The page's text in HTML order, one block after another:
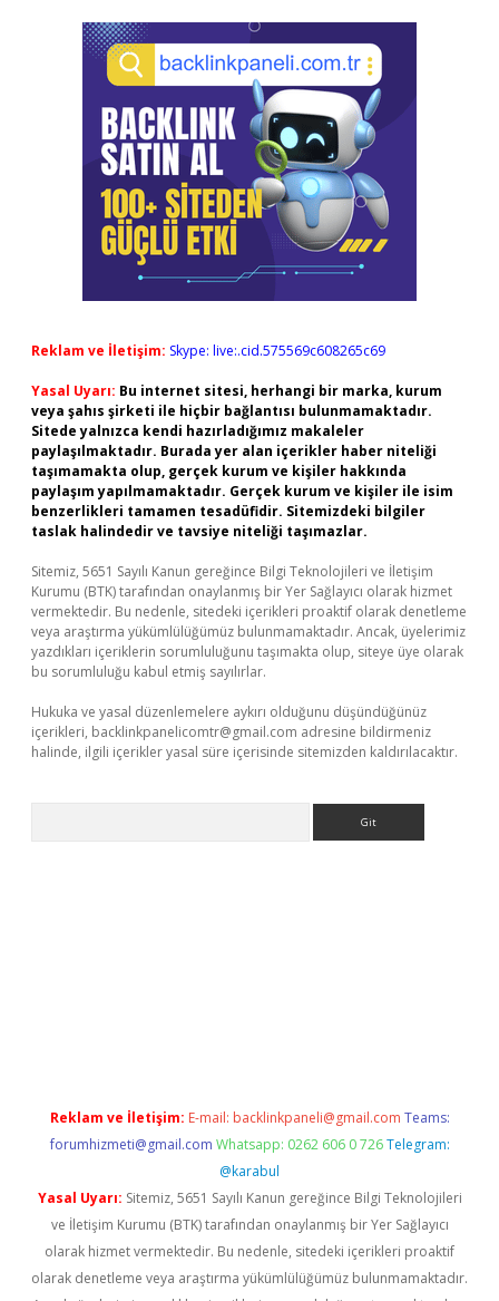
Reklam ve İletişim: Skype: live:.cid.575569c608265c69
Yasal Uyarı: Bu internet sitesi, herhangi bir marka, kurum
veya şahıs şirketi ile hiçbir bağlantısı bulunmamaktadır.
Sitede yalnızca kendi hazırladığımız makaleler
paylaşılmaktadır. Burada yer alan içerikler haber niteliği
taşımamakta olup, gerçek kurum ve kişiler hakkında
paylaşım yapılmamaktadır. Gerçek kurum ve kişiler ile isim
benzerlikleri tamamen tesadüfidir. Sitemizdeki bilgiler
taslak halindedir ve tavsiye niteliği taşımazlar.
Sitemiz, 5651 Sayılı Kanun gereğince Bilgi Teknolojileri ve İletişim
Kurumu (BTK) tarafından onaylanmış bir Yer Sağlayıcı olarak hizmet
vermektedir. Bu nedenle, sitedeki içerikleri proaktif olarak denetleme
veya araştırma yükümlülüğümüz bulunmamaktadır. Ancak, üyelerimiz
yazdıkları içeriklerin sorumluluğunu taşımakta olup, siteye üye olarak
bu sorumluluğu kabul etmiş sayılırlar.
Hukuka ve yasal düzenlemelere aykırı olduğunu düşündüğünüz
içerikleri, backlinkpanelicomtr@gmail.com adresine bildirmeniz
halinde, ilgili içerikler yasal süre içerisinde sitemizden kaldırılacaktır.
Reklam ve İletişim: E-mail: backlinkpaneli@gmail.com Teams:
forumhizmeti@gmail.com Whatsapp: 0262 606 0 726 Telegram:
@karabul
Yasal Uyarı: Sitemiz, 5651 Sayılı Kanun gereğince Bilgi Teknolojileri
ve İletişim Kurumu (BTK) tarafından onaylanmış bir Yer Sağlayıcı
olarak hizmet vermektedir. Bu nedenle, sitedeki içerikleri proaktif
olarak denetleme veya araştırma yükümlülüğümüz bulunmamaktadır.